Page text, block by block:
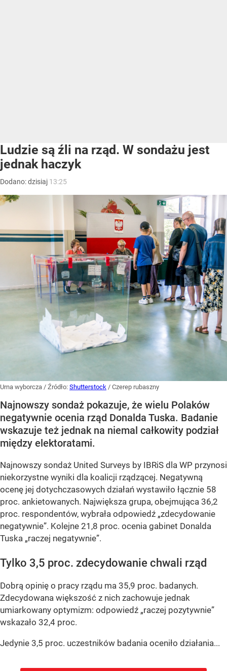
Ludzie są źli na rząd. W sondażu jest
jednak haczyk
Dodano:dzisiaj 13:25
Urna wyborcza / Źródło: Shutterstock / Czerep rubaszny
Najnowszy sondaż pokazuje, że wielu Polaków
negatywnie ocenia rząd Donalda Tuska. Badanie
wskazuje też jednak na niemal całkowity podział
między elektoratami.
Najnowszy sondaż United Surveys by IBRiS dla WP przynosi
niekorzystne wyniki dla koalicji rządzącej. Negatywną
ocenę jej dotychczasowych działań wystawiło łącznie 58
proc. ankietowanych. Największa grupa, obejmująca 36,2
proc. respondentów, wybrała odpowiedź „zdecydowanie
negatywnie”. Kolejne 21,8 proc. ocenia gabinet Donalda
Tuska „raczej negatywnie”.
Tylko 3,5 proc. zdecydowanie chwali rząd
Dobrą opinię o pracy rządu ma 35,9 proc. badanych.
Zdecydowana większość z nich zachowuje jednak
umiarkowany optymizm: odpowiedź „raczej pozytywnie”
wskazało 32,4 proc.
Jedynie 3,5 proc. uczestników badania oceniło działania...